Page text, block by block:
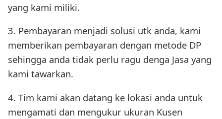
yang kami miliki.
3. Pembayaran menjadi solusi utk anda, kami
memberikan pembayaran dengan metode DP
sehingga anda tidak perlu ragu denga Jasa yang
kami tawarkan.
4. Tim kami akan datang ke lokasi anda untuk
mengamati dan mengukur ukuran Kusen